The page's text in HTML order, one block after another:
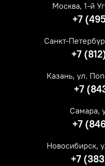
Москва, 1-й
+7
Санкт-
+7
Казань, ул.
+7
Самара,
+7
Новосибирск,
+7